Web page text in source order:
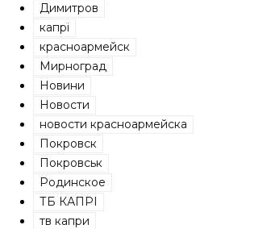
Димитров
капрі
красноармейск
Мирноград
Новини
Новости
новости красноармейска
Покровск
Покровськ
Родинское
ТБ КАПРІ
тв капри